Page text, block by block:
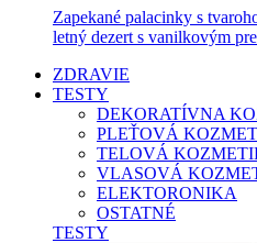
Zapekané palacinky s
letný dezert s vanilkovým
ZDRAVIE
TESTY
DEKORATÍVNA
PLEŤOVÁ
TELOVÁ
VLASOVÁ
ELEKTORONIKA
OSTATNÉ
TESTY